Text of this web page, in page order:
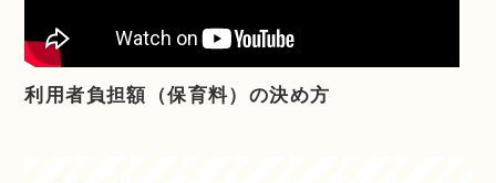
利用者負担額（保育料）の決め方